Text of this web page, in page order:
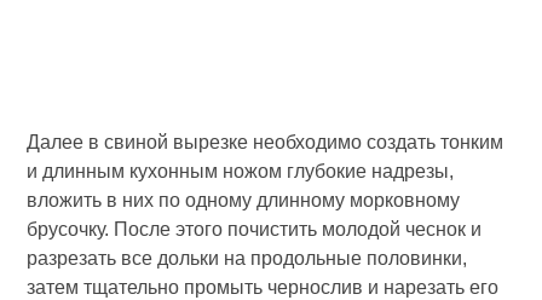
Далее в свиной вырезке необходимо создать тонким
и длинным кухонным ножом глубокие надрезы,
вложить в них по одному длинному морковному
брусочку. После этого почистить молодой чеснок и
разрезать все дольки на продольные половинки,
затем тщательно промыть чернослив и нарезать его